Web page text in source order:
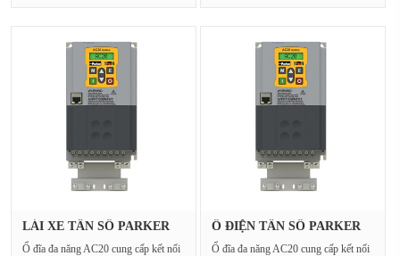
LÁI XE TẦN SỐ PARKER
20G-44-02···
Ổ đĩa đa năng AC20 cung cấp kết nối
Ổ ĐIỆN TẦN SỐ PARKER
20G-42-00···
Ổ đĩa đa năng AC20 cung cấp kết nối